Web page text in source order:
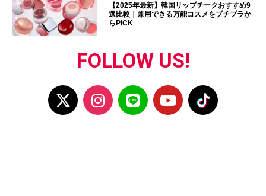
【2025年最新】韓国リップチークおすすめ9
選比較｜兼用できる万能コスメをプチプラか
らPICK
FOLLOW US!